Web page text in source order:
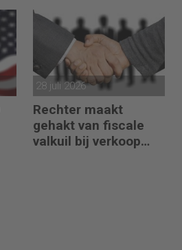
28 juli 2026
Rechter maakt
gehakt van fiscale
valkuil bij verkoop